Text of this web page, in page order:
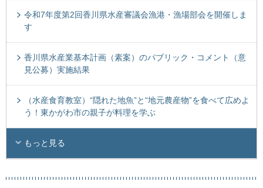
令和7年度第2回香川県水産審議会漁港・漁場部会を開催しま
す
香川県水産業基本計画（素案）のパブリック・コメント（意
見公募）実施結果
（水産食育教室）“隠れた地魚”と“地元農産物”を食べて広めよ
う！東かがわ市の親子が料理を学ぶ
もっと見る